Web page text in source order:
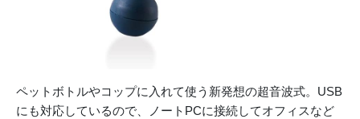
ペットボトルやコップに入れて使う新発想の超音波式。USB
にも対応しているので、ノートPCに接続してオフィスなど